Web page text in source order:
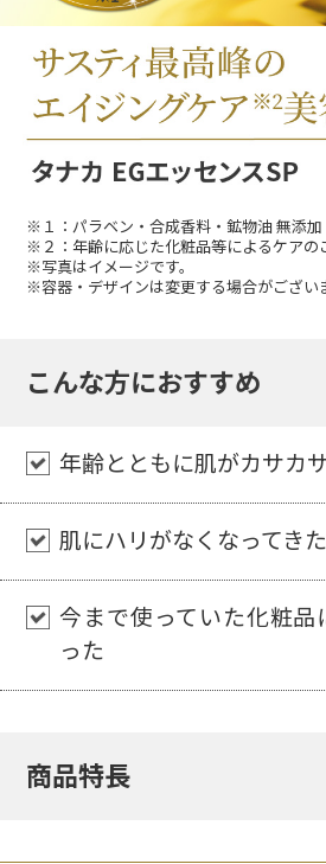
※１：パラベン・合成香料・鉱物油 無添加
※２：年齢に応じた化粧品等によるケアの
※写真はイメージです。
※容器・デザインは変更する場合がござい
こんな方におすすめ
年齢とともに肌がカサカ
肌にハリがなくなってきた
今まで使っていた化粧品
った
商品特長